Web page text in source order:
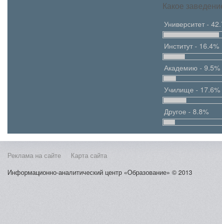
Какое
Университет -
Институт - 16.4%
Академию - 9.5%
Училище - 17.6%
Другое - 8.8%
Реклама на сайте
Карта сайта
Информационно-аналитический центр «Образование» © 2013